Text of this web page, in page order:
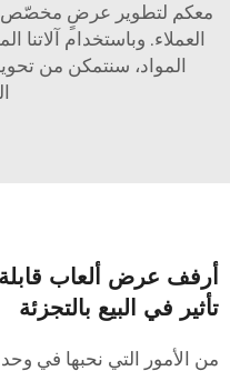
معكم لتطوير عرضٍ مخصّص
العملاء. وباستخدام آلاتنا
المواد، سنتمكن من
عرض ألعاب
في البيع بالتجزئة
الأمور التي نحبها في